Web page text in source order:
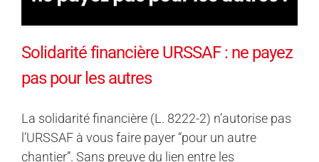
Solidarité financière URSSAF : ne payez
pas pour les autres
La solidarité financière (L. 8222-2) n’autorise pas
l’URSSAF à vous faire payer “pour un autre
chantier”. Sans preuve du lien entre les